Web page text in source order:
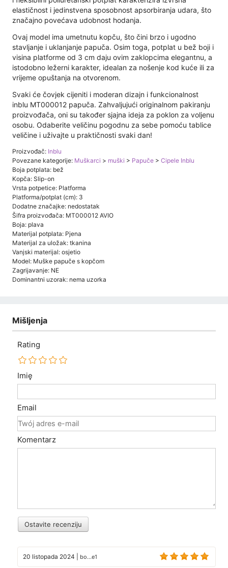
elastičnost i jedinstvena sposobnost apsorbiranja udara, što
značajno povećava udobnost hodanja.
Ovaj model ima umetnutu kopču, što čini brzo i ugodno
stavljanje i uklanjanje papuča. Osim toga, potplat u bež boji i
visina platforme od 3 cm daju ovim zaklopcima elegantnu, a
istodobno ležerni karakter, idealan za nošenje kod kuće ili za
vrijeme opuštanja na otvorenom.
Svaki će čovjek cijeniti i moderan dizajn i funkcionalnost
inblu MT000012 papuča. Zahvaljujući originalnom pakiranju
proizvođača, oni su također sjajna ideja za poklon za voljenu
osobu. Odaberite veličinu pogodnu za sebe pomoću tablice
veličine i uživajte u praktičnosti svaki dan!
Proizvođač: Inblu
Povezane kategorije: Muškarci > muški > Papuče > Cipele Inblu
Boja potplata: bež
Kopča: Slip-on
Vrsta potpetice: Platforma
Platforma/potplat (cm): 3
Dodatne značajke: nedostatak
Šifra proizvođača: MT000012 AVIO
Boja: plava
Materijal potplata: Pjena
Materijal za uložak: tkanina
Vanjski materijal: osjetio
Model: Muške papuče s kopčom
Zagrijavanje: NE
Dominantni uzorak: nema uzorka
Mišljenja
Rating
Imię
Email
Komentarz
Ostavite recenziju
20 listopada 2024 bo...e1